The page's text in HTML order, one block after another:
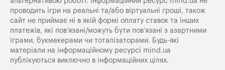
проводить ігри на реальні та/або віртуальні гроші, також
сайт не приймає ні в якій формі оплату ставок та інших
платежів, які пов’язані/можуть бути пов’язані з азартними
іграми, букмекерами чи тоталізаторами. Будь-які
матеріали на інформаційному ресурсі mind.ua
публікуються виключно в інформаційних цілях.